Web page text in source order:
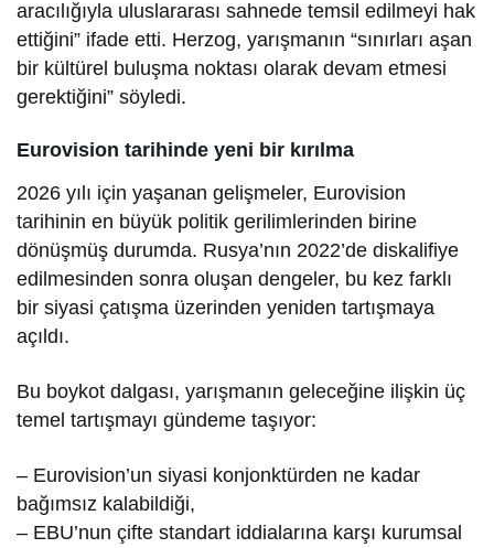
aracılığıyla uluslararası sahnede temsil edilmeyi hak
ettiğini” ifade etti. Herzog, yarışmanın “sınırları aşan
bir kültürel buluşma noktası olarak devam etmesi
gerektiğini” söyledi.
Eurovision tarihinde yeni bir kırılma
2026 yılı için yaşanan gelişmeler, Eurovision
tarihinin en büyük politik gerilimlerinden birine
dönüşmüş durumda. Rusya’nın 2022’de diskalifiye
edilmesinden sonra oluşan dengeler, bu kez farklı
bir siyasi çatışma üzerinden yeniden tartışmaya
açıldı.
Bu boykot dalgası, yarışmanın geleceğine ilişkin üç
temel tartışmayı gündeme taşıyor:
– Eurovision’un siyasi konjonktürden ne kadar
bağımsız kalabildiği,
– EBU’nun çifte standart iddialarına karşı kurumsal